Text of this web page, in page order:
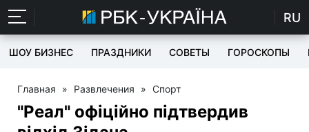
RU
ШОУ БИЗНЕС ПРАЗДНИКИ СОВЕТЫ ГОРОСКОПЫ
Главная » Развлечения » Спорт
"Реал" офіційно підтвердив